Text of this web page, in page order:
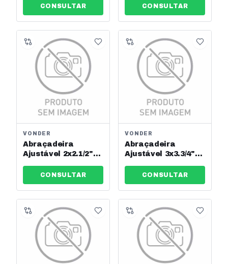
Ref: 2873131900
CONSULTAR
2912505776
CONSULTAR
VONDER
Abraçadeira
Ajustável 2x2.1/2"
Ref: 2912505164
CONSULTAR
VONDER
Abraçadeira
Ajustável 3x3.3/4"
Ref: 2912507695
CONSULTAR